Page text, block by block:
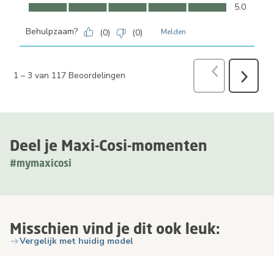
Deel je Maxi-Cosi-momenten
#mymaxicosi
Misschien vind je dit ook leuk:
Vergelijk met huidig model
Kwaliteit, 5.0 van 5
5.0
Behulpzaam? (0) (0) Melden
1 – 3 van 117 Beoordelingen Vorige